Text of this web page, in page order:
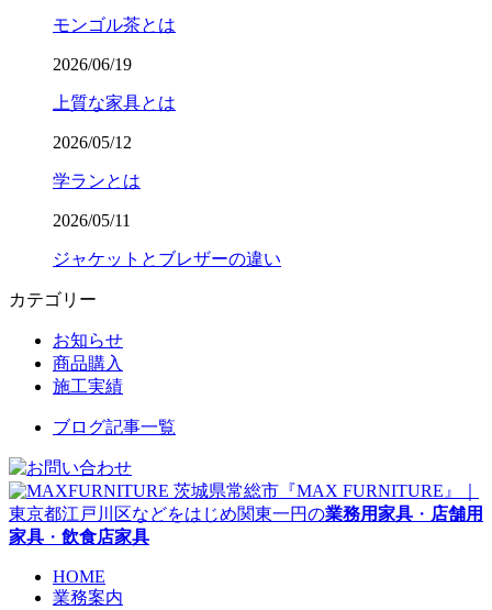
モンゴル茶とは
2026/06/19
上質な家具とは
2026/05/12
学ランとは
2026/05/11
ジャケットとブレザーの違い
カテゴリー
お知らせ
商品購入
施工実績
ブログ記事一覧
茨城県常総市『MAX FURNITURE』｜
東京都江戸川区などをはじめ関東一円の業務用家具 ・ 店舗用
家具 ・ 飲食店家具
HOME
業務案内